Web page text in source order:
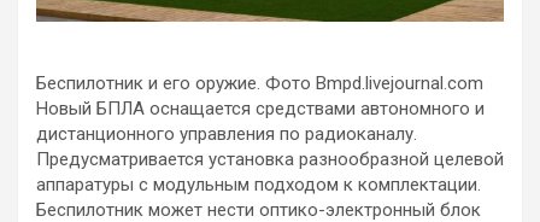
Беспилотник и его оружие. Фото Bmpd.livejournal.com
Новый БПЛА оснащается средствами автономного и
дистанционного управления по радиоканалу.
Предусматривается установка разнообразной целевой
аппаратуры с модульным подходом к комплектации.
Беспилотник может нести оптико-электронный блок